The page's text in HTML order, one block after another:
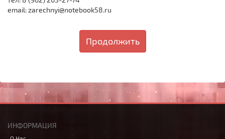
email: zarechnyi@notebook58.ru
Продолжить
ИНФОРМАЦИЯ